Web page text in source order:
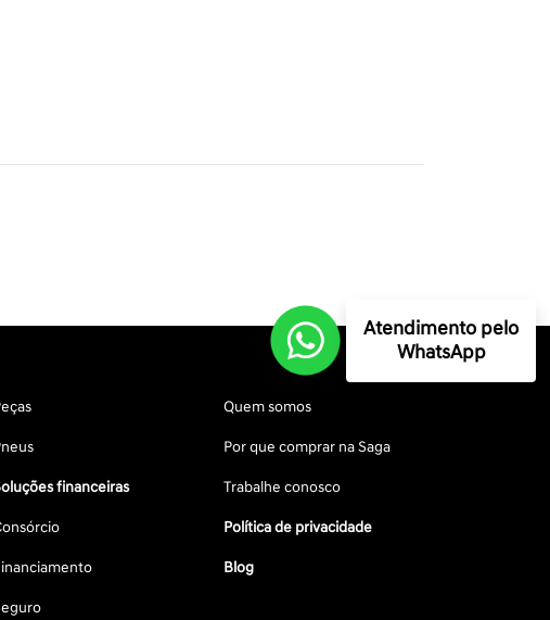
financeiras
Quem somos
Por que comprar na Saga
Trabalhe conosco
Política de privacidade
Blog
Atendimento pelo
WhatsApp